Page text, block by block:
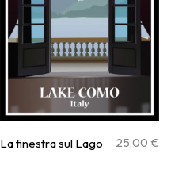
La finestra sul Lago 25,00 €